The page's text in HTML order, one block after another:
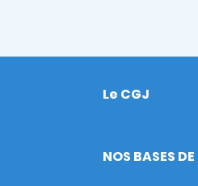
Footer
Le CGJ
NOS BASES